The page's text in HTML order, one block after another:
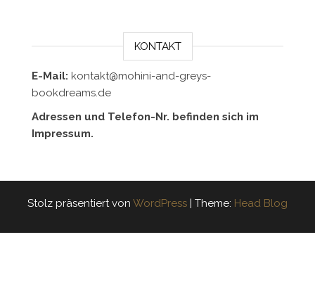
KONTAKT
E-Mail: kontakt@mohini-and-greys-
bookdreams.de
Adressen und Telefon-Nr. befinden sich im
Impressum.
Stolz präsentiert von WordPress | Theme: Head Blog